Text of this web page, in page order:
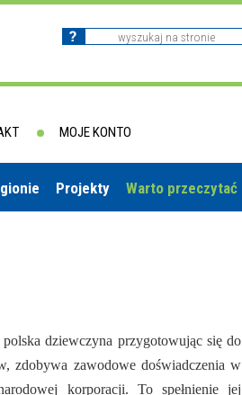
MOJE KONTO
Projekty Warto przeczytać
polska dziewczyna przygotowując się do
zdobywa zawodowe doświadczenia w
korporacji. To spełnienie jej